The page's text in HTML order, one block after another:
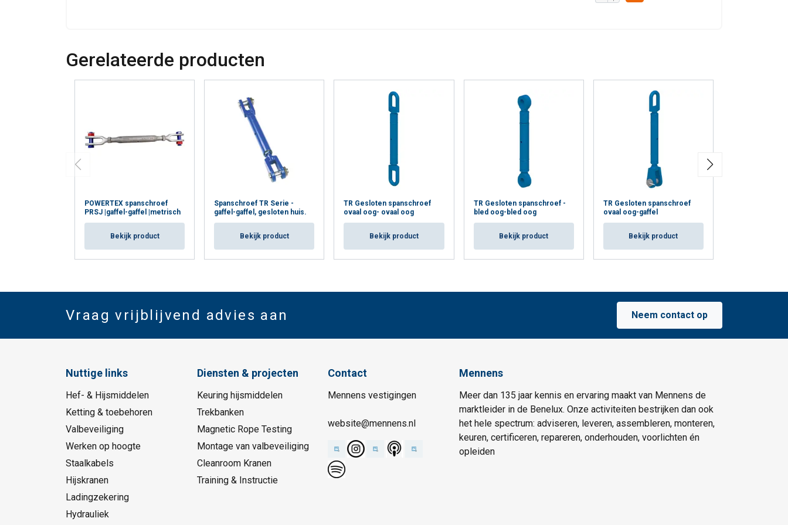
Gerelateerde producten
POWERTEX spanschroef
PRSJ |gaffel-gaffel |metrisch
Bekijk product
Spanschroef TR Serie -
gaffel-gaffel, gesloten huis.
Bekijk product
TR Gesloten spanschroef
ovaal oog- ovaal oog
Bekijk product
TR Gesloten spanschroef -
bled oog-bled oog
Bekijk product
TR Gesloten spanschroef
ovaal oog-gaffel
Bekijk product
Vraag vrijblijvend advies aan Neem contact op
Nuttige links
Hef- & Hijsmiddelen
Ketting & toebehoren
Valbeveiliging
Werken op hoogte
Staalkabels
Hijskranen
Ladingzekering
Hydrauliek
Diensten & projecten
Keuring hijsmiddelen
Trekbanken
Magnetic Rope Testing
Montage van valbeveiliging
Cleanroom Kranen
Training & Instructie
Contact
Mennens vestigingen
website@mennens.nl
Mennens
Meer dan 135 jaar kennis en ervaring maakt van Mennens de
marktleider in de Benelux. Onze activiteiten bestrijken dan ook
het hele spectrum: adviseren, leveren, assembleren, monteren,
keuren, certificeren, repareren, onderhouden, voorlichten én
opleiden